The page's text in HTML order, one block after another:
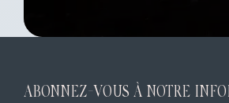
ABONNEZ-VOUS À NOTRE